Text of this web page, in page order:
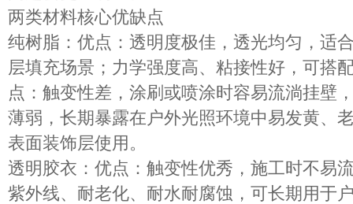
两类材料核心优缺点
纯树脂 ：优点： 透明度极佳 ，透光均匀，适
层填充场景；力学强度高、粘接性好，可搭
点： 触变性差 ，涂刷或喷涂时容易流淌挂壁
薄弱 ，长期暴露在户外光照环境中易发黄、
表面装饰层使用。
透明胶衣 ：优点：触变性优秀，施工时不易
紫外线、耐老化、耐水耐腐蚀，可长期用于